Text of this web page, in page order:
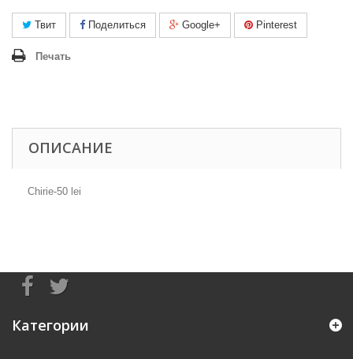
Твит Поделиться Google+ Pinterest
Печать
ОПИСАНИЕ
Chirie-50 lei
Категории